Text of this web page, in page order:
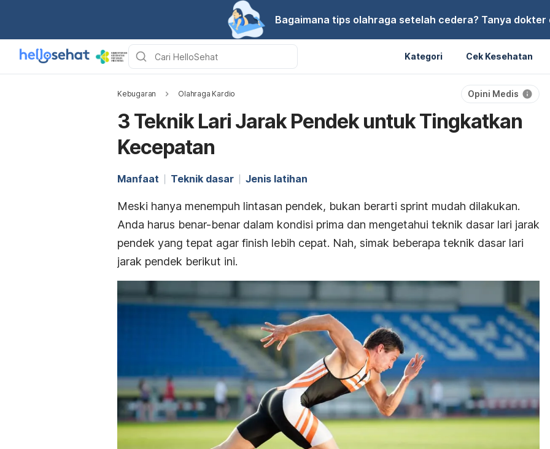
Bagaimana tips olahraga setelah cedera? Tanya dokter
Kategori Cek Kesehatan
Kebugaran Olahraga Kardio Opini Medis
3 Teknik Lari Jarak Pendek untuk Tingkatkan
Kecepatan
Manfaat Teknik dasar Jenis latihan
Meski hanya menempuh lintasan pendek, bukan berarti sprint mudah dilakukan.
Anda harus benar-benar dalam kondisi prima dan mengetahui teknik dasar lari jarak
pendek yang tepat agar finish lebih cepat. Nah, simak beberapa teknik dasar lari
jarak pendek berikut ini.